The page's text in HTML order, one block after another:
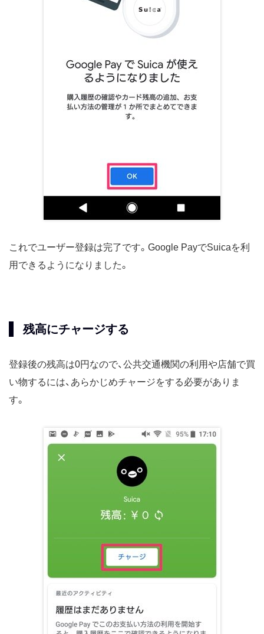
これでユーザー登録は完了です。Google PayでSuicaを利
用できるようになりました。
残高にチャージする
登録後の残高は0円なので、公共交通機関の利用や店舗で買
い物するには、あらかじめチャージをする必要がありま
す。